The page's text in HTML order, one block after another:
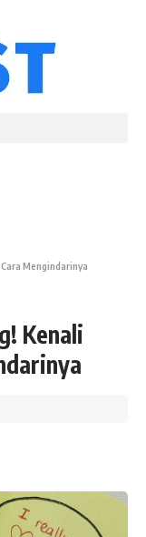
Mengindarinya
Kenali